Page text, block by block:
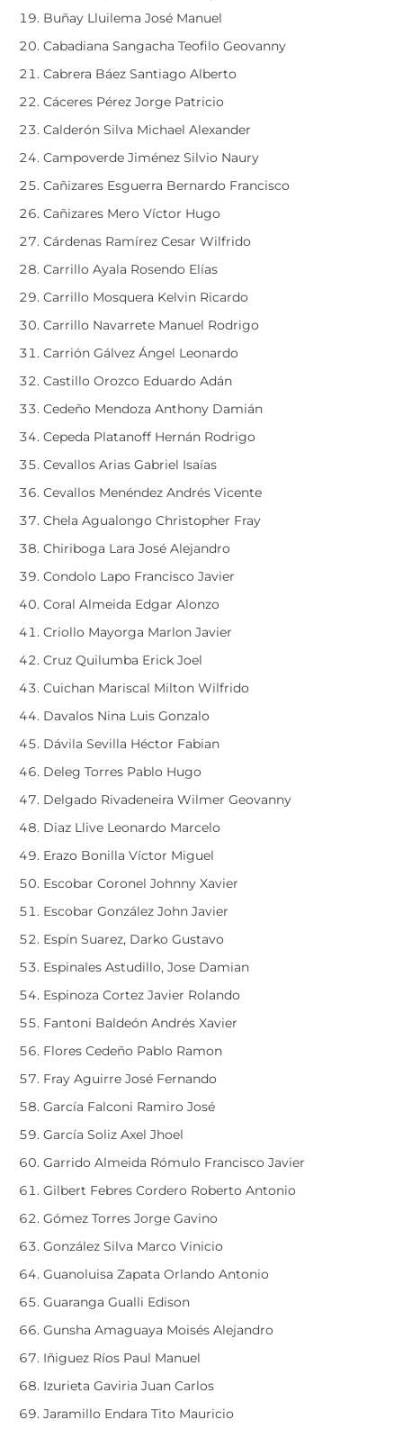
Buñay Lluilema José Manuel
Cabadiana Sangacha Teofilo Geovanny
Cabrera Báez Santiago Alberto
Cáceres Pérez Jorge Patricio
Calderón Silva Michael Alexander
Campoverde Jiménez Silvio Naury
Cañizares Esguerra Bernardo Francisco
Cañizares Mero Víctor Hugo
Cárdenas Ramírez Cesar Wilfrido
Carrillo Ayala Rosendo Elías
Carrillo Mosquera Kelvin Ricardo
Carrillo Navarrete Manuel Rodrigo
Carrión Gálvez Ángel Leonardo
Castillo Orozco Eduardo Adán
Cedeño Mendoza Anthony Damián
Cepeda Platanoff Hernán Rodrigo
Cevallos Arias Gabriel Isaías
Cevallos Menéndez Andrés Vicente
Chela Agualongo Christopher Fray
Chiriboga Lara José Alejandro
Condolo Lapo Francisco Javier
Coral Almeida Edgar Alonzo
Criollo Mayorga Marlon Javier
Cruz Quilumba Erick Joel
Cuichan Mariscal Milton Wilfrido
Davalos Nina Luis Gonzalo
Dávila Sevilla Héctor Fabian
Deleg Torres Pablo Hugo
Delgado Rivadeneira Wilmer Geovanny
Diaz Llive Leonardo Marcelo
Erazo Bonilla Víctor Miguel
Escobar Coronel Johnny Xavier
Escobar González John Javier
Espín Suarez, Darko Gustavo
Espinales Astudillo, Jose Damian
Espinoza Cortez Javier Rolando
Fantoni Baldeón Andrés Xavier
Flores Cedeño Pablo Ramon
Fray Aguirre José Fernando
García Falconi Ramiro José
García Soliz Axel Jhoel
Garrido Almeida Rómulo Francisco Javier
Gilbert Febres Cordero Roberto Antonio
Gómez Torres Jorge Gavino
González Silva Marco Vinicio
Guanoluisa Zapata Orlando Antonio
Guaranga Gualli Edison
Gunsha Amaguaya Moisés Alejandro
Iñiguez Ríos Paul Manuel
Izurieta Gaviria Juan Carlos
Jaramillo Endara Tito Mauricio